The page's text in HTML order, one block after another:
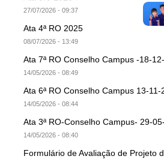
27/07/2026 - 09:37
Ata 4ª RO 2025
08/07/2026 - 13:49
Ata 7ª RO Conselho Campus -18-
14/05/2026 - 08:49
Ata 6ª RO Conselho Campus 13-11-
14/05/2026 - 08:44
Ata 3ª RO-Conselho Campus- 29-
14/05/2026 - 08:40
Formulário de Avaliação de Projeto